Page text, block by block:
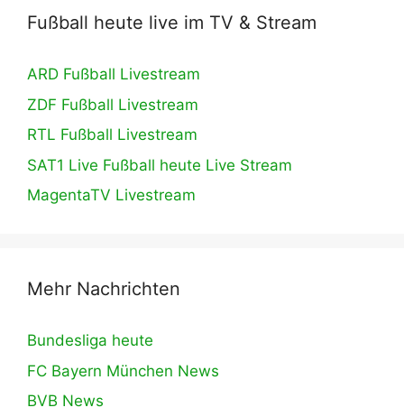
Fußball heute live im TV & Stream
ARD Fußball Livestream
ZDF Fußball Livestream
RTL Fußball Livestream
SAT1 Live Fußball heute Live Stream
MagentaTV Livestream
Mehr Nachrichten
Bundesliga heute
FC Bayern München News
BVB News